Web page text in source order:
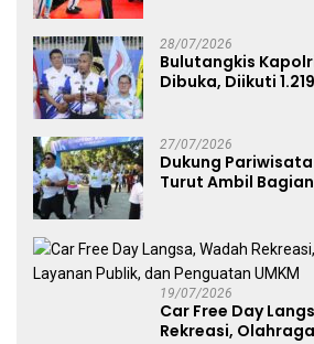
28/07/2026
Bulutangkis
Dibuka, Diikuti
27/07/2026
Dukung
Turut Ambil
19/07/2026
Car Free Day
Rekreasi,